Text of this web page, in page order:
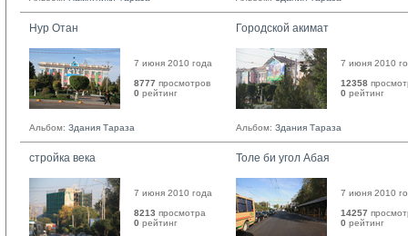
Нур Отан
7 июня 2010 года
8777 просмотров
0 рейтинг
Альбом: Здания Тараза
Городской акимат
7 июня 2010
12358
0 рейтинг
Альбом: Здания Тараза
стройка века
7 июня 2010 года
8213 просмотра
0 рейтинг
Толе би угол Абая
7 июня 2010
14257
0 рейтинг